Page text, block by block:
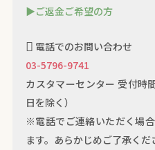
▶ご返金ご希望の方
電話でのお問い合わせ
03-5796-9741
カスタマーセンター 受付時
日を除く）
※電話でご連絡いただく場
ます。あらかじめご了承くだ